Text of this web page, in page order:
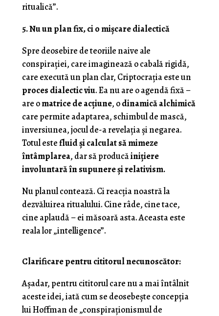
ritualică”.
5. Nu un plan fix, ci o mișcare dialectică
Spre deosebire de teoriile naive ale
conspirației, care imaginează o cabală rigidă,
care execută un plan clar, Criptocrația este un
proces dialectic viu. Ea nu are o agendă fixă –
are omatrice de acțiune, odinamică alchimică
care permite adaptarea, schimbul de mască,
inversiunea, jocul de-a revelația și negarea.
Totul estefluid și calculat să mimeze
întâmplarea, dar să producăinițiere
involuntară în supunere și relativism.
Nu planul contează. Ci reacția noastră la
dezvăluirea ritualului. Cine râde, cine tace,
cine aplaudă – ei măsoară asta. Aceasta este
reala lor „intelligence”.
Clarificare pentru cititorul necunoscător:
Așadar, pentru cititorul care nu a mai întâlnit
aceste idei, iată cum se deosebește concepția
lui Hoffman de „conspiraționismul de